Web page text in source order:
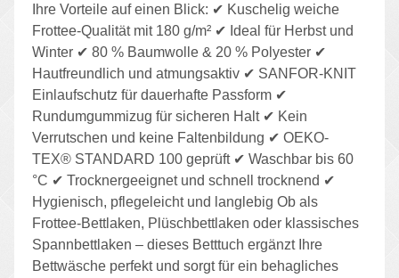
Ihre Vorteile auf einen Blick: ✔ Kuschelig weiche
Frottee-Qualität mit 180 g/m² ✔ Ideal für Herbst und
Winter ✔ 80 % Baumwolle & 20 % Polyester ✔
Hautfreundlich und atmungsaktiv ✔ SANFOR-KNIT
Einlaufschutz für dauerhafte Passform ✔
Rundumgummizug für sicheren Halt ✔ Kein
Verrutschen und keine Faltenbildung ✔ OEKO-
TEX® STANDARD 100 geprüft ✔ Waschbar bis 60
°C ✔ Trocknergeeignet und schnell trocknend ✔
Hygienisch, pflegeleicht und langlebig Ob als
Frottee-Bettlaken, Plüschbettlaken oder klassisches
Spannbettlaken – dieses Betttuch ergänzt Ihre
Bettwäsche perfekt und sorgt für ein behagliches